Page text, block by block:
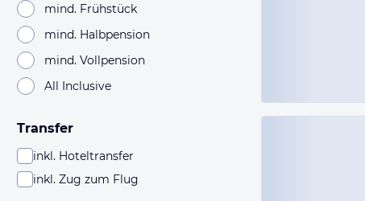
mind. Frühstück
mind. Halbpension
mind. Vollpension
All Inclusive
Transfer
inkl. Hoteltransfer
inkl. Zug zum Flug